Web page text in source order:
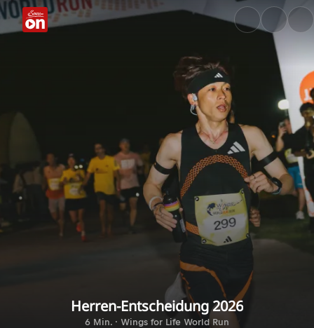
Herren-Entscheidung 2026
6 Min. · Wings for Life World Run